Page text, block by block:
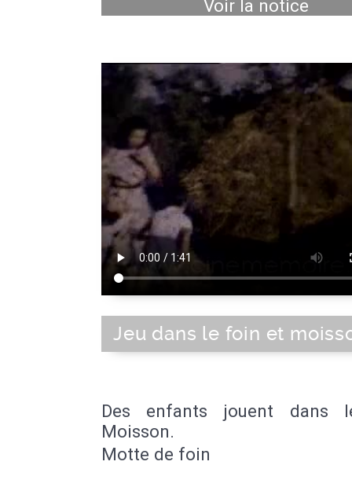
Voir la notice
Jeu dans le foin et
Des enfants jouent dans
Moisson.
Motte de foin